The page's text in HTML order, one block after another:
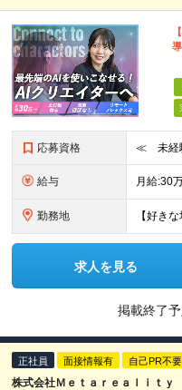
応募資格
給与
勤務地
求人を見る
掲載終了予
正社員 面接情報有 自己PR不要
株式会社Ｍｅｔａｒｅａｌｉｔｙ